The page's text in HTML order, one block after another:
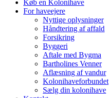
Køb en Kolonihave
For haveejere
Nyttige oplysninger
Håndtering af affald
Forsikring
Byggeri
Aftale med Bygma
Bartholines Venner
Aflæsning af vandur
Kolonihaveforbundet
Sælg din kolonihave